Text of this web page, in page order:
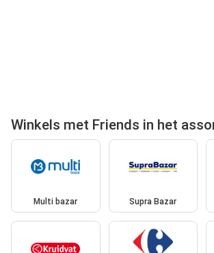
Winkels met Friends in het
Multi bazar Supra Bazar